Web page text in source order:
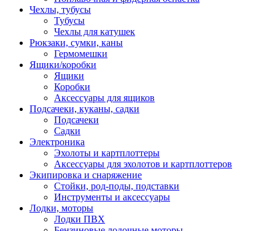
Чехлы, тубусы
Тубусы
Чехлы для катушек
Рюкзаки, сумки, каны
Гермомешки
Ящики/коробки
Ящики
Коробки
Аксессуары для ящиков
Подсачеки, куканы, садки
Подсачеки
Садки
Электроника
Эхолоты и картплоттеры
Аксессуары для эхолотов и картплоттеров
Экипировка и снаряжение
Стойки, род-поды, подставки
Инструменты и аксессуары
Лодки, моторы
Лодки ПВХ